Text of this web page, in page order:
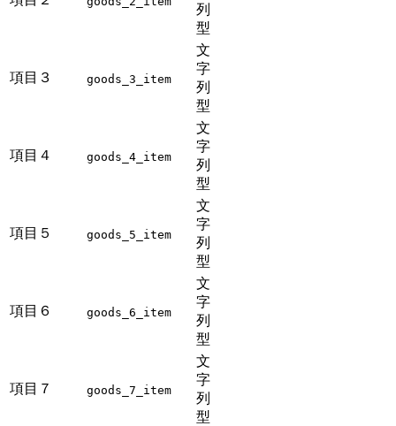
列
型
項目３ goods_3_item
文
字
列
型
項目４ goods_4_item
文
字
列
型
項目５ goods_5_item
文
字
列
型
項目６ goods_6_item
文
字
列
型
項目７ goods_7_item
文
字
列
型